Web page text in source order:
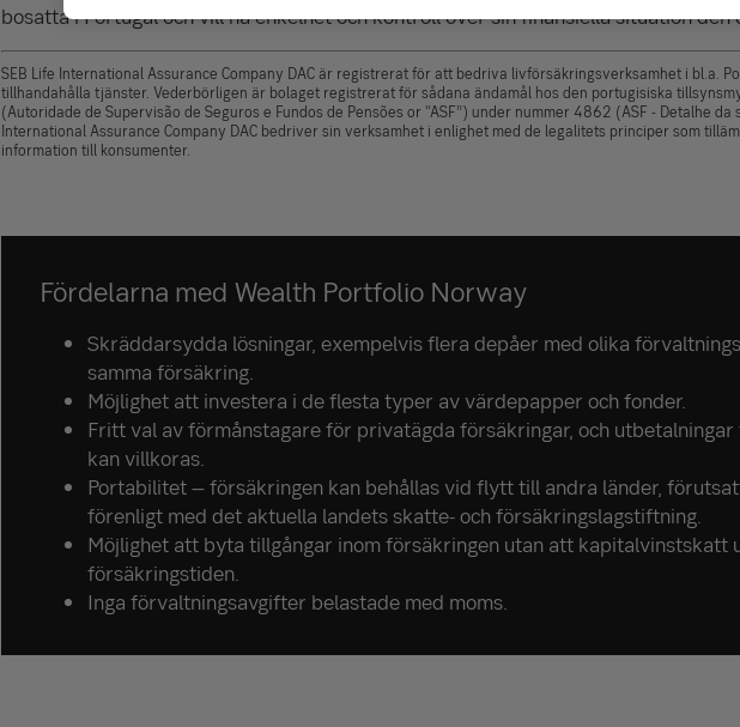
bosatta i Portugal och vill ha enkelhet och kontroll över sin finansiella situation den
SEB Life International Assurance Company DAC är registrerat för att bedriva livförsäkringsverksamhet i bl.a.
tillhandahålla tjänster. Vederbörligen är bolaget registrerat för sådana ändamål hos den portugisiska
(Autoridade de Supervisão de Seguros e Fundos de Pensões or “ASF”) under nummer 4862 (ASF - Detalhe da
International Assurance Company DAC bedriver sin verksamhet i enlighet med de legalitets principer som
information till konsumenter.
Fördelarna med Wealth Portfolio Norway
Skräddarsydda lösningar, exempelvis flera depåer med olika
samma försäkring.
Möjlighet att investera i de flesta typer av värdepapper och fonder.
Fritt val av förmånstagare för privatägda försäkringar, och
kan villkoras.
Portabilitet – försäkringen kan behållas vid flytt till andra länder,
förenligt med det aktuella landets skatte- och försäkringslagstiftning.
Möjlighet att byta tillgångar inom försäkringen utan att kapitalvinstskatt
försäkringstiden.
Inga förvaltningsavgifter belastade med moms.